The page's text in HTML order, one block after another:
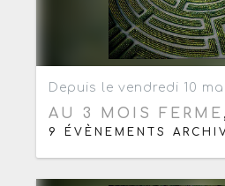
Depuis le vendredi 10
AU 3 MOIS FERME
9 ÉVÈNEMENTS